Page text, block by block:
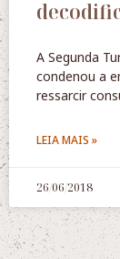
A Segunda
condenou a
ressarcir
LEIA MAIS »
26/06/2018